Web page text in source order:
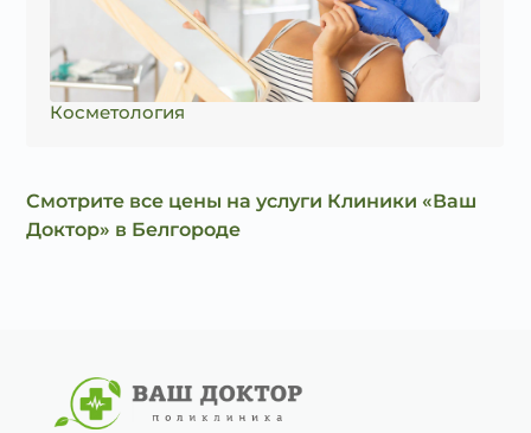
Косметология
Смотрите все цены на услуги Клиники «Ваш
Доктор» в Белгороде